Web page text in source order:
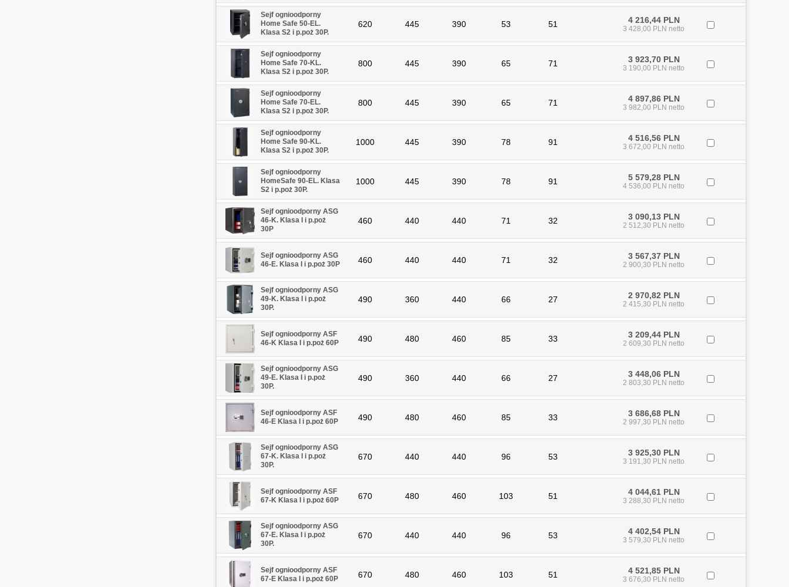
Sejf ognioodporny
Home Safe 50-EL.
Klasa S2 i p.poż 30P.
620 445 390 53 51 4 216,44 PLN
3 428,00 PLN netto
Sejf ognioodporny
Home Safe 70-KL.
Klasa S2 i p.poż 30P.
800 445 390 65 71 3 923,70 PLN
3 190,00 PLN netto
Sejf ognioodporny
Home Safe 70-EL.
Klasa S2 i p.poż 30P.
800 445 390 65 71 4 897,86 PLN
3 982,00 PLN netto
Sejf ognioodporny
Home Safe 90-KL.
Klasa S2 i p.poż 30P.
1000 445 390 78 91 4 516,56 PLN
3 672,00 PLN netto
Sejf ognioodporny
HomeSafe 90-EL. Klasa
S2 i p.poż 30P.
1000 445 390 78 91 5 579,28 PLN
4 536,00 PLN netto
Sejf ognioodporny ASG
46-K. Klasa I i p.poż
30P
460 440 440 71 32 3 090,13 PLN
2 512,30 PLN netto
Sejf ognioodporny ASG
46-E. Klasa I i p.poż 30P
460 440 440 71 32 3 567,37 PLN
2 900,30 PLN netto
Sejf ognioodporny ASG
49-K. Klasa I i p.poż
30P.
490 360 440 66 27 2 970,82 PLN
2 415,30 PLN netto
Sejf ognioodporny ASF
46-K Klasa I i p.poż 60P
490 480 460 85 33 3 209,44 PLN
2 609,30 PLN netto
Sejf ognioodporny ASG
49-E. Klasa I i p.poż
30P.
490 360 440 66 27 3 448,06 PLN
2 803,30 PLN netto
Sejf ognioodporny ASF
46-E Klasa I i p.poż 60P
490 480 460 85 33 3 686,68 PLN
2 997,30 PLN netto
Sejf ognioodporny ASG
67-K. Klasa I i p.poż
30P.
670 440 440 96 53 3 925,30 PLN
3 191,30 PLN netto
Sejf ognioodporny ASF
67-K Klasa I i p.poż 60P
670 480 460 103 51 4 044,61 PLN
3 288,30 PLN netto
Sejf ognioodporny ASG
67-E. Klasa I i p.poż
30P.
670 440 440 96 53 4 402,54 PLN
3 579,30 PLN netto
Sejf ognioodporny ASF
67-E Klasa I i p.poż 60P
670 480 460 103 51 4 521,85 PLN
3 676,30 PLN netto